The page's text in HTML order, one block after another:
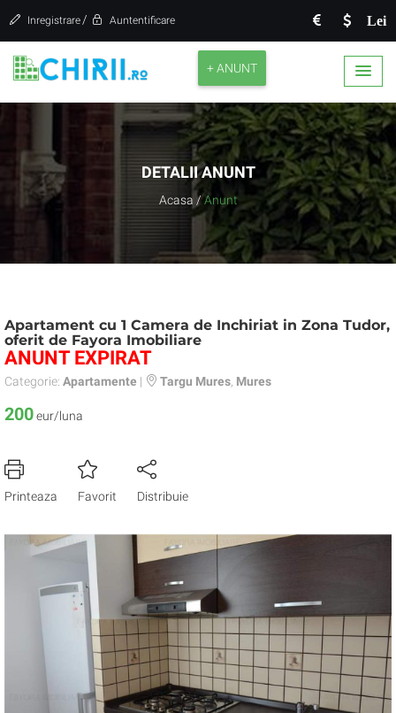
Lei
Inregistrare / Auntentificare
+ ANUNT
DETALII ANUNT
Acasa / Anunt
Apartament cu 1 Camera de Inchiriat in Zona Tudor,
oferit de Fayora Imobiliare
ANUNT EXPIRAT
Categorie: Apartamente | Targu Mures Mures
200eur/luna
Printeaza Favorit Distribuie